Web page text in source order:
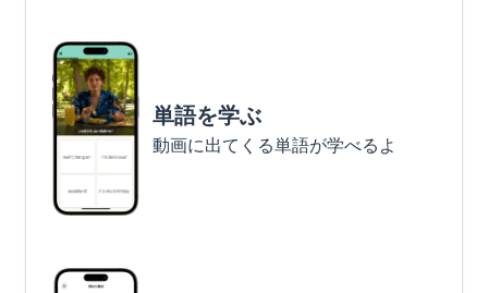
単語を学ぶ
動画に出てくる単語が学べるよ